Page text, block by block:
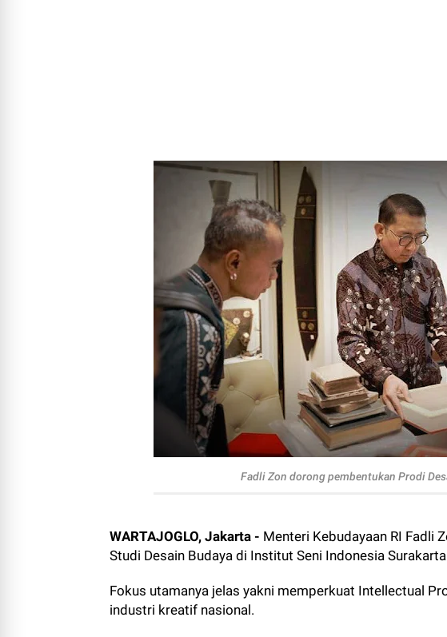
Fadli Zon dorong pembentukan Prodi
WARTAJOGLO, Jakarta - Menteri Kebudayaan RI Fadli
Studi Desain Budaya di Institut Seni Indonesia
Fokus utamanya jelas yakni memperkuat Intellectual
industri kreatif nasional.